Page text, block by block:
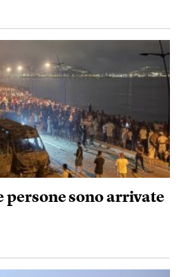
persone sono arrivate